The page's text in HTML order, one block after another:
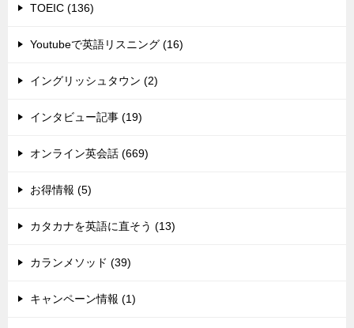
TOEIC (136)
Youtubeで英語リスニング (16)
イングリッシュタウン (2)
インタビュー記事 (19)
オンライン英会話 (669)
お得情報 (5)
カタカナを英語に直そう (13)
カランメソッド (39)
キャンペーン情報 (1)